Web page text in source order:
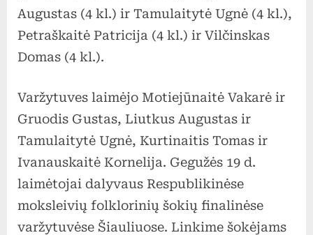
Augustas (4 kl.) ir Tamulaitytė Ugnė (4 kl.),
Petraškaitė Patricija (4 kl.) ir Vilčinskas
Domas (4 kl.).
Varžytuves laimėjo Motiejūnaitė Vakarė ir
Gruodis Gustas, Liutkus Augustas ir
Tamulaitytė Ugnė, Kurtinaitis Tomas ir
Ivanauskaitė Kornelija. Gegužės 19 d.
laimėtojai dalyvaus Respublikinėse
moksleivių folklorinių šokių finalinėse
varžytuvėse Šiauliuose. Linkime šokėjams